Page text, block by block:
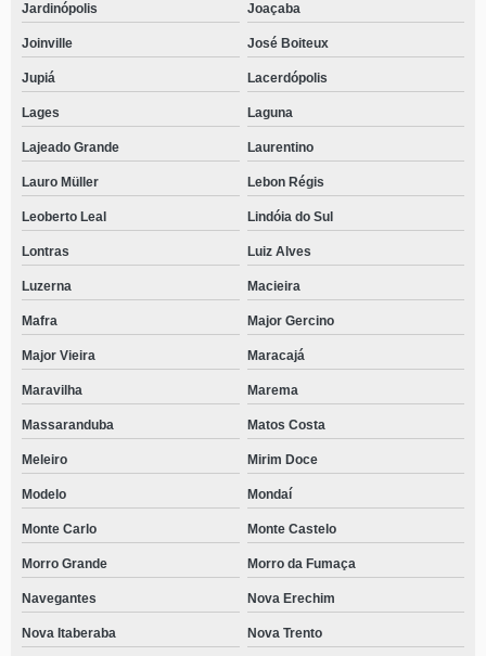
Jardinópolis Joaçaba
Joinville José Boiteux
Jupiá Lacerdópolis
Lages Laguna
Lajeado Grande Laurentino
Lauro Müller Lebon Régis
Leoberto Leal Lindóia do Sul
Lontras Luiz Alves
Luzerna Macieira
Mafra Major Gercino
Major Vieira Maracajá
Maravilha Marema
Massaranduba Matos Costa
Meleiro Mirim Doce
Modelo Mondaí
Monte Carlo Monte Castelo
Morro Grande Morro da Fumaça
Navegantes Nova Erechim
Nova Itaberaba Nova Trento